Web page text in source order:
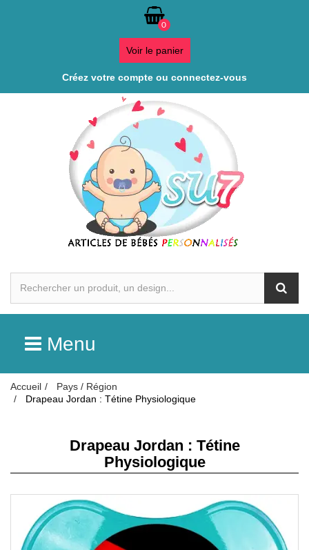
0
Voir le panier
Créez votre compte ou connectez-vous
Menu
Accueil
Pays / Région
Drapeau Jordan : Tétine Physiologique
Drapeau Jordan : Tétine
Physiologique